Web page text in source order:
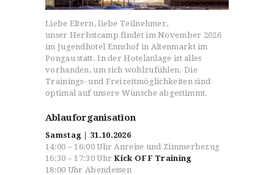
Liebe Eltern, liebe Teilnehmer,
unser Herbstcamp findet im November 2026
im Jugendhotel Ennshof in Altenmarkt im
Pongau statt. In der Hotelanlage ist alles
vorhanden, um sich wohlzufühlen. Die
Trainings- und Freizeitmöglichkeiten sind
optimal auf unsere Wünsche abgestimmt.
Ablauforganisation
Samstag | 31.10.2026
14:00 – 16:00 Uhr Anreise und Zimmerbezug
16:30 – 17:30 UhrKick OFF Training
18:00 Uhr Abendessen